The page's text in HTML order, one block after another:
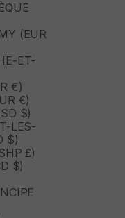
(EUR
ET-
€)
€)
$)
LES-
$)
£)
$)